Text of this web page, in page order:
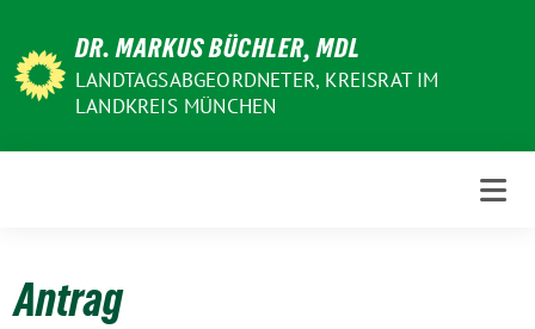
zum
Inhalt
DR. MARKUS BÜCHLER, MDL
LANDTAGSABGEORDNETER, KREISRAT IM
LANDKREIS MÜNCHEN
Antrag